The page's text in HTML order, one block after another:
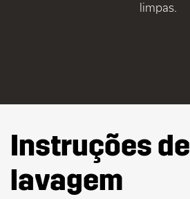
limpas.
Instruções de
lavagem